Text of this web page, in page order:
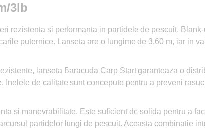
3lb
rezistenta si performanta in partidele de pescuit.
puternice. Lanseta are o lungime de 3.60 m, iar in
lanseta Baracuda Carp Start garanteaza o
de calitate sunt concepute pentru a preveni
si manevrabilitate. Este suficient de solida pentru a
partidelor lungi de pescuit. Aceasta combinatie